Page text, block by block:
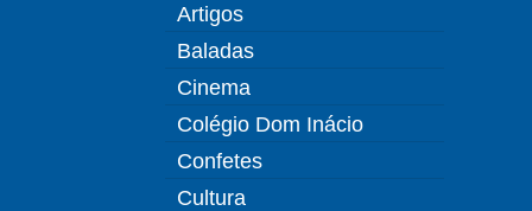
Artigos
Baladas
Cinema
Colégio Dom Inácio
Confetes
Cultura